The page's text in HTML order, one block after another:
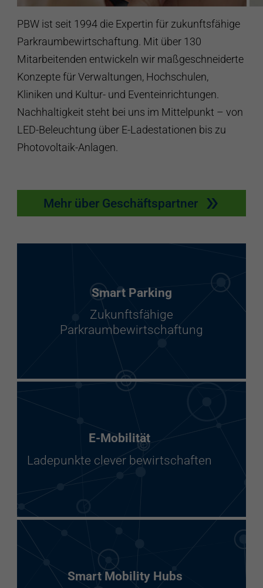
PBW ist seit 1994 die Expertin für zukunftsfähige
Parkraumbewirtschaftung. Mit über 130
Mitarbeitenden entwickeln wir maßgeschneiderte
Konzepte für Verwaltungen, Hochschulen,
Kliniken und Kultur- und Eventeinrichtungen.
Nachhaltigkeit steht bei uns im Mittelpunkt – von
LED-Beleuchtung über E-Ladestationen bis zu
Photovoltaik-Anlagen.
Mehr über Geschäftspartner
Smart Parking
Zukunftsfähige
Parkraumbewirtschaftung
E-Mobilität
Ladepunkte clever bewirtschaften
Smart Mobility Hubs